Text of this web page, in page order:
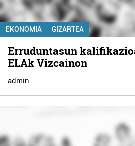
EKONOMIA GIZARTEA
Erruduntasun
ELAk Vizcainon
admin